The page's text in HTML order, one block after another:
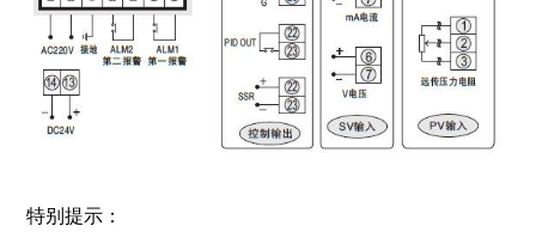
特别提示：